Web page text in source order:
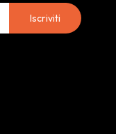
Iscriviti